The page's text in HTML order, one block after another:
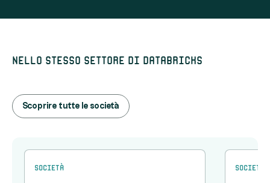
Nello stesso settore di Databricks
Scoprire tutte le società
Società Società